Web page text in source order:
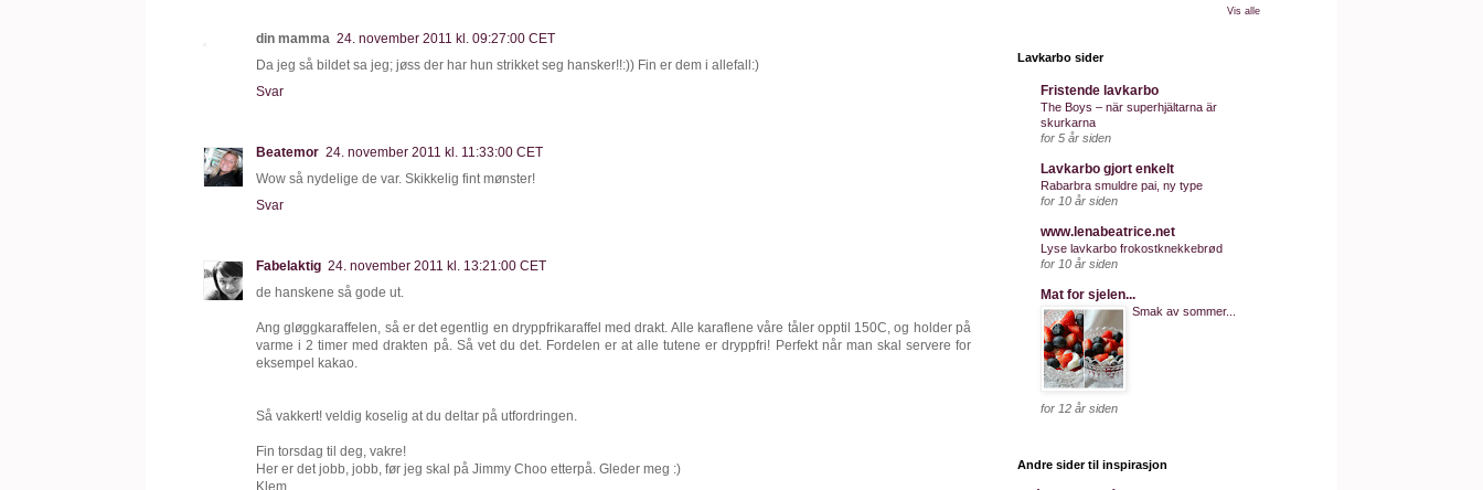
din mamma 24. november 2011 kl. 09:27:00 CET
Da jeg så bildet sa jeg; jøss der har hun strikket seg hansker!!:)) Fin er dem i allefall:)
Svar
Beatemor 24. november 2011 kl. 11:33:00 CET
Wow så nydelige de var. Skikkelig fint mønster!
Svar
Fabelaktig 24. november 2011 kl. 13:21:00 CET
de hanskene så gode ut.
Ang gløggkaraffelen, så er det egentlig en dryppfrikaraffel med drakt. Alle karaflene våre tåler opptil 150C, og holder på
varme i 2 timer med drakten på. Så vet du det. Fordelen er at alle tutene er dryppfri! Perfekt når man skal servere for
eksempel kakao.
Så vakkert! veldig koselig at du deltar på utfordringen.
Fin torsdag til deg, vakre!
Her er det jobb, jobb, før jeg skal på Jimmy Choo etterpå. Gleder meg :)
Vis alle
Lavkarbo sider
Fristende lavkarbo
The Boys – när superhjältarna är
skurkarna
for 5 år siden
Lavkarbo gjort enkelt
Rabarbra smuldre pai, ny type
for 10 år siden
www.lenabeatrice.net
Lyse lavkarbo frokostknekkebrød
for 10 år siden
Mat for sjelen...
Smak av sommer...
for 12 år siden
Andre sider til inspirasjon